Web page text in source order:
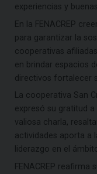
experiencias y
En la FENACREP
para garantizar la
cooperativas
en brindar espacios
directivos fortalecer
La cooperativa San
expresó su gratitud a
valiosa charla,
actividades aporta a
liderazgo en el
FENACREP